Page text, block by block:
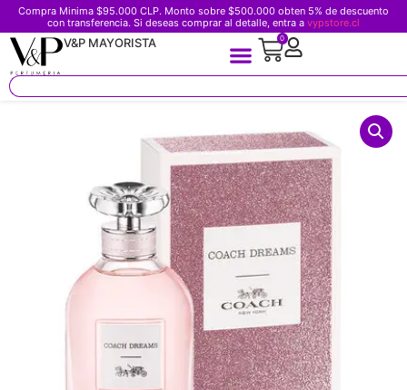
Compra Minima $95.000 CLP. Monto sobre $500.000 obten 5% de descuento
con transferencia. Si deseas comprar al detalle, entra a vypstore.cl
V&P MAYORISTA 0